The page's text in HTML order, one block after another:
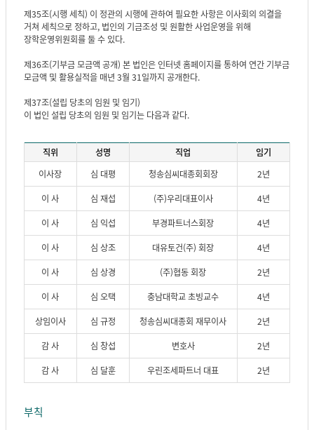
제35조(시행 세칙) 이 정관의 시행에 관하여 필요한 사항은 이사회의 의결을
거쳐 세칙으로 정하고, 법인의 기금조성 및 원활한 사업운영을 위해
장학운영위원회를 둘 수 있다.
제36조(기부금 모금액 공개) 본 법인은 인터넷 홈페이지를 통하여 연간 기부금
모금액 및 활용실적을 매년 3월 31일까지 공개한다.
제37조(설립 당초의 임원 및 임기)
이 법인 설립 당초의 임원 및 임기는 다음과 같다.
직위 성명 직업
임기
이사장
심 대평 청송심씨대종회회장
2년
이 사
심 재섭 (주)우리대표이사
4년
이 사
심 익섭 부경파트너스회장
4년
이 사
심 상조 대유토건(주) 회장
4년
이 사
심 상경 (주)협동 회장
2년
이 사
심 오택 충남대학교 초빙교수
4년
상임이사
심 규정 청송심씨대종회 재무이사
2년
감 사
심 창섭 변호사
2년
감 사
심 달훈 우린조세파트너 대표 2년
부칙